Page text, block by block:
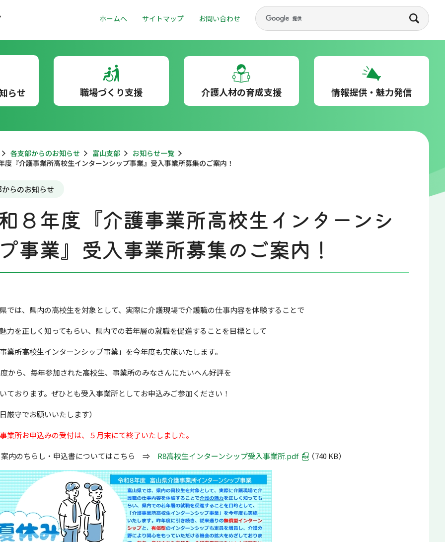
ホームへ サイトマップ お問い合わせ
らせ 職場づくり支援 介護人材の育成支援 情報提供・魅力発信
各支部からのお知らせ 富山支部
お知らせ一覧
度『介護事業所高校生インターンシップ事業』受入事業所募集のご案内！
らのお知らせ
８年度『介護事業所高校生インターンシ
事業』受入事業所募集のご案内！
では、県内の高校生を対象として、実際に介護現場で介護職の仕事内容を体験することで
力を正しく知ってもらい、県内での若年層の就職を促進することを目標として
業所高校生インターンシップ事業」を今年度も実施いたします。
から、毎年参加された高校生、事業所のみなさんにたいへん好評を
ております。ぜひとも受入事業所としてお申込みご参加ください！
厳守でお願いいたします）
業所お申込みの受付は、５月末にて終了いたしました。
ちらし・申込書についてはこちら ⇒ R8高校生インターンシップ受入事業所.pdf （740 KB）